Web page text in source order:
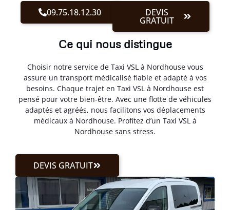
09.75.18.12.30 DEVIS
GRATUIT
Ce qui nous distingue
Choisir notre service de Taxi VSL à Nordhouse vous
assure un transport médicalisé fiable et adapté à vos
besoins. Chaque trajet en Taxi VSL à Nordhouse est
pensé pour votre bien-être. Avec une flotte de véhicules
adaptés et agréés, nous facilitons vos déplacements
médicaux à Nordhouse. Profitez d’un Taxi VSL à
Nordhouse sans stress.
DEVIS GRATUIT